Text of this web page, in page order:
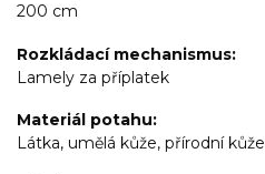
200 cm
Rozkládací mechanismus
Lamely za příplatek
Materiál potahu
Látka, umělá kůže, přírodní kůže